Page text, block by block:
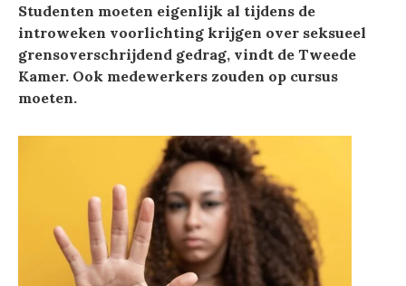
Studenten moeten eigenlijk al tijdens de
introweken voorlichting krijgen over seksueel
grensoverschrijdend gedrag, vindt de Tweede
Kamer. Ook medewerkers zouden op cursus
moeten.